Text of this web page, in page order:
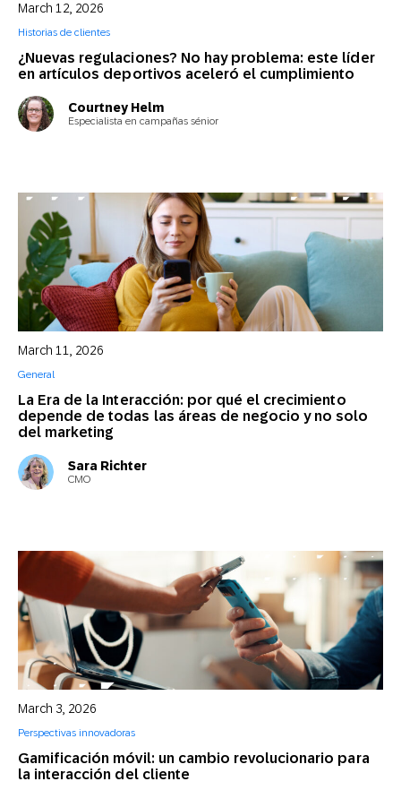
¿Nuevas regulaciones? No hay problema: este líder
en artículos deportivos aceleró el cumplimiento
March 12, 2026
Historias de clientes
Courtney Helm
Especialista en campañas sénior
La Era de la Interacción: por qué el crecimiento
depende de todas las áreas de negocio y no solo
del marketing
March 11, 2026
General
Sara Richter
CMO
Gamificación móvil: un cambio revolucionario para
la interacción del cliente
March 3, 2026
Perspectivas innovadoras